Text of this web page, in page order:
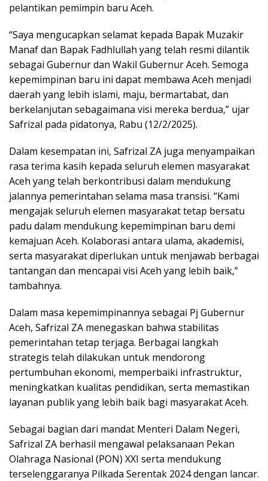
pelantikan pemimpin baru Aceh.
“Saya mengucapkan selamat kepada Bapak Muzakir
Manaf dan Bapak Fadhlullah yang telah resmi dilantik
sebagai Gubernur dan Wakil Gubernur Aceh. Semoga
kepemimpinan baru ini dapat membawa Aceh menjadi
daerah yang lebih islami, maju, bermartabat, dan
berkelanjutan sebagaimana visi mereka berdua,” ujar
Safrizal pada pidatonya, Rabu (12/2/2025).
Dalam kesempatan ini, Safrizal ZA juga menyampaikan
rasa terima kasih kepada seluruh elemen masyarakat
Aceh yang telah berkontribusi dalam mendukung
jalannya pemerintahan selama masa transisi. “Kami
mengajak seluruh elemen masyarakat tetap bersatu
padu dalam mendukung kepemimpinan baru demi
kemajuan Aceh. Kolaborasi antara ulama, akademisi,
serta masyarakat diperlukan untuk menjawab berbagai
tantangan dan mencapai visi Aceh yang lebih baik,”
tambahnya.
Dalam masa kepemimpinannya sebagai Pj Gubernur
Aceh, Safrizal ZA menegaskan bahwa stabilitas
pemerintahan tetap terjaga. Berbagai langkah
strategis telah dilakukan untuk mendorong
pertumbuhan ekonomi, memperbaiki infrastruktur,
meningkatkan kualitas pendidikan, serta memastikan
layanan publik yang lebih baik bagi masyarakat Aceh.
Sebagai bagian dari mandat Menteri Dalam Negeri,
Safrizal ZA berhasil mengawal pelaksanaan Pekan
Olahraga Nasional (PON) XXI serta mendukung
terselenggaranya Pilkada Serentak 2024 dengan lancar.